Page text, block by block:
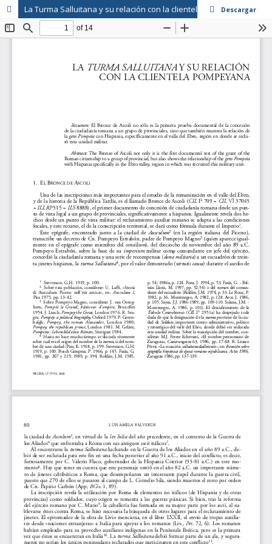
La Turma Salluitana y su relación con la clientela pompeyana
Descargar